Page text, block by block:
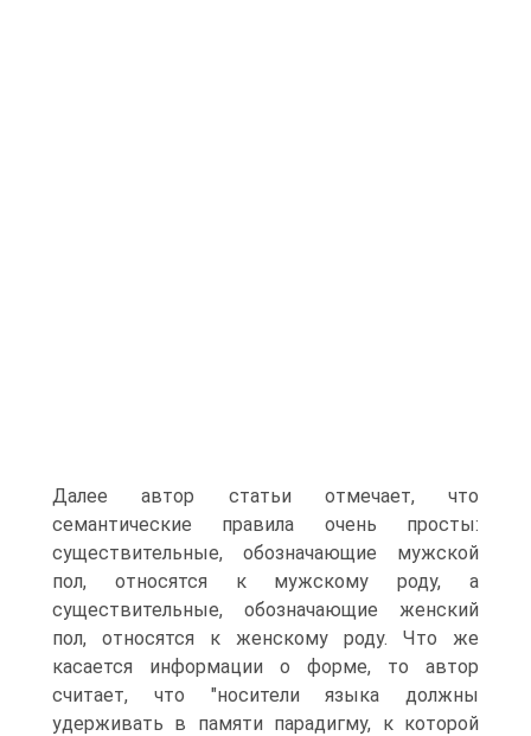
Далее автор статьи отмечает, что
семантические правила очень просты:
существительные, обозначающие мужской
пол, относятся к мужскому роду, а
существительные, обозначающие женский
пол, относятся к женскому роду. Что же
касается информации о форме, то автор
считает, что "носители языка должны
удерживать в памяти парадигму, к которой